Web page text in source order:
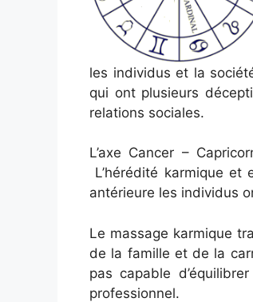
les individus et la
qui ont plusieurs
relations sociales.
L’axe Cancer –
L’hérédité karmique
antérieure les individus
Le massage karmique
de la famille et de la
pas capable
professionnel.